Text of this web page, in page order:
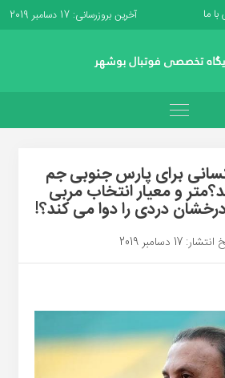
ما آخرین بروزرسانی: 17 دسامبر 2019
برای پارس جنوبی جم
و معیار انتخاب مربی
دردی را دوا می کند؟!
17 دسامبر 2019